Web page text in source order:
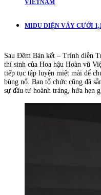
VIETNAM
MIDU DIỆN VÁY CƯỚI
Sau Đêm Bán kết – Trình diễn
thí sinh của Hoa hậu Hoàn vũ
tiếp tục tập luyện miệt mài để
bùng nổ. Ban tổ chức cũng đã
sự đầu tư hoành tráng, hứa hẹn